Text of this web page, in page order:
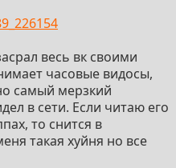
весь вк своими
часовые видосы,
самый мерзкий
в сети. Если читаю его
то снится в
такая хуйня но все